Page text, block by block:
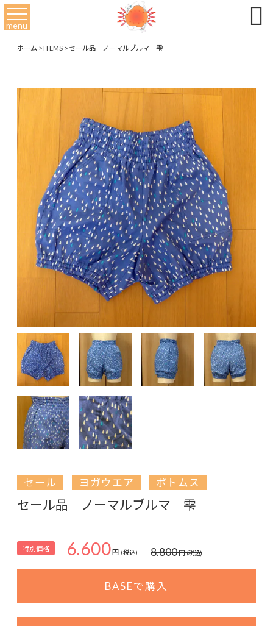
menu 
ホーム>ITEMS>セール品 ノーマルブルマ 雫
セール ヨガウエア ボトムス
セール品 ノーマルブルマ 雫
特別価格 6.600円 (税込) 8.800円(税込)
BASEで購入